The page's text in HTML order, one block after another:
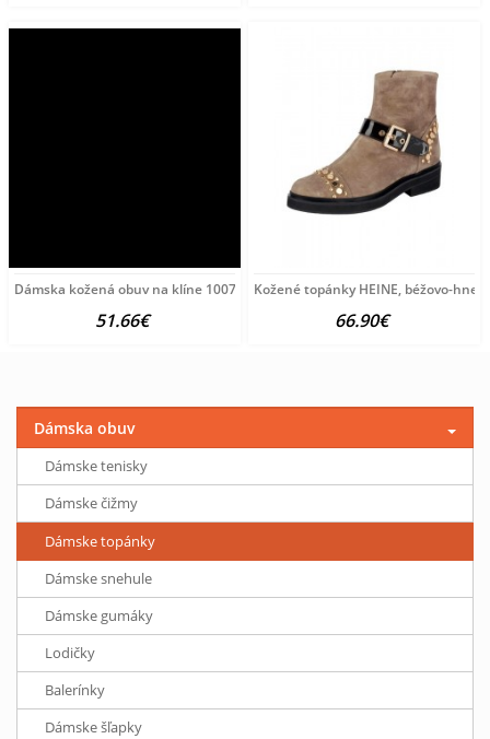
Dámska kožená obuv na klíne 1007 The Flexx Čierna 39
51.66€
Kožené topánky HEINE, béžovo-
66.90€
Dámska obuv
Dámske tenisky
Dámske čižmy
Dámske topánky
Dámske snehule
Dámske gumáky
Lodičky
Balerínky
Dámske šľapky